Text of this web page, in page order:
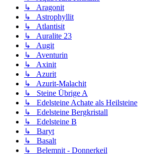
↳ Aragonit
↳ Astrophyllit
↳ Atlantisit
↳ Auralite 23
↳ Augit
↳ Aventurin
↳ Axinit
↳ Azurit
↳ Azurit-Malachit
↳ Steine Übrige A
↳ Edelsteine Achate als Heilsteine
↳ Edelsteine Bergkristall
↳ Edelsteine B
↳ Baryt
↳ Basalt
↳ Belemnit - Donnerkeil